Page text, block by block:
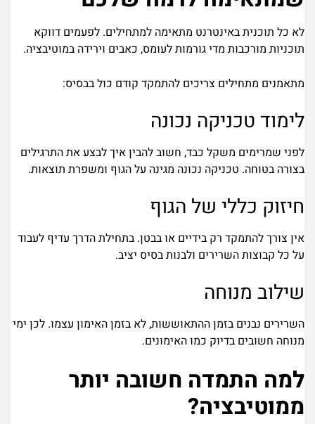
לא כל תוכנית באינטרנט מתאימה למתחילים. לפעמים דווקא
תוכניות מורכבות מדי גורמות לעומס, כאבים וירידה במוטיבציה.
מתאמנים מתחילים צריכים להתמקד קודם כול בבסיס:
לימוד טכניקה נכונה
לפני שמרימים משקל כבד, חשוב להבין איך לבצע את התרגילים
בצורה בטוחה. טכניקה נכונה מגינה על הגוף ומשפרת תוצאות.
חיזוק כללי של הגוף
אין צורך להתמקד רק בידיים או בבטן. בתחילת הדרך עדיף לעבוד
על כל קבוצות השרירים ולבנות בסיס יציב.
שילוב מנוחה
השרירים נבנים בזמן ההתאוששות, לא בזמן האימון עצמו. לכן ימי
מנוחה חשובים בדיוק כמו האימונים.
למה התמדה חשובה יותר
ממוטיבציה?